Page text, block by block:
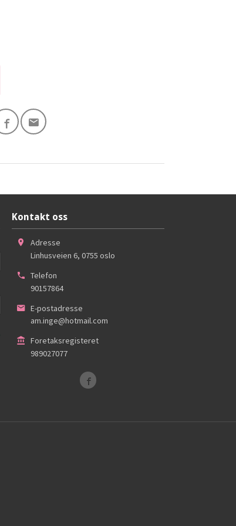
Kontakt oss
Adresse
Linhusveien 6, 0755 oslo
Telefon
90157864
E-postadresse
am.inge@hotmail.com
Foretaksregisteret
989027077